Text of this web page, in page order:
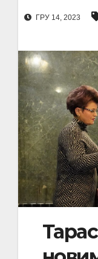
ГРУ 14, 2023